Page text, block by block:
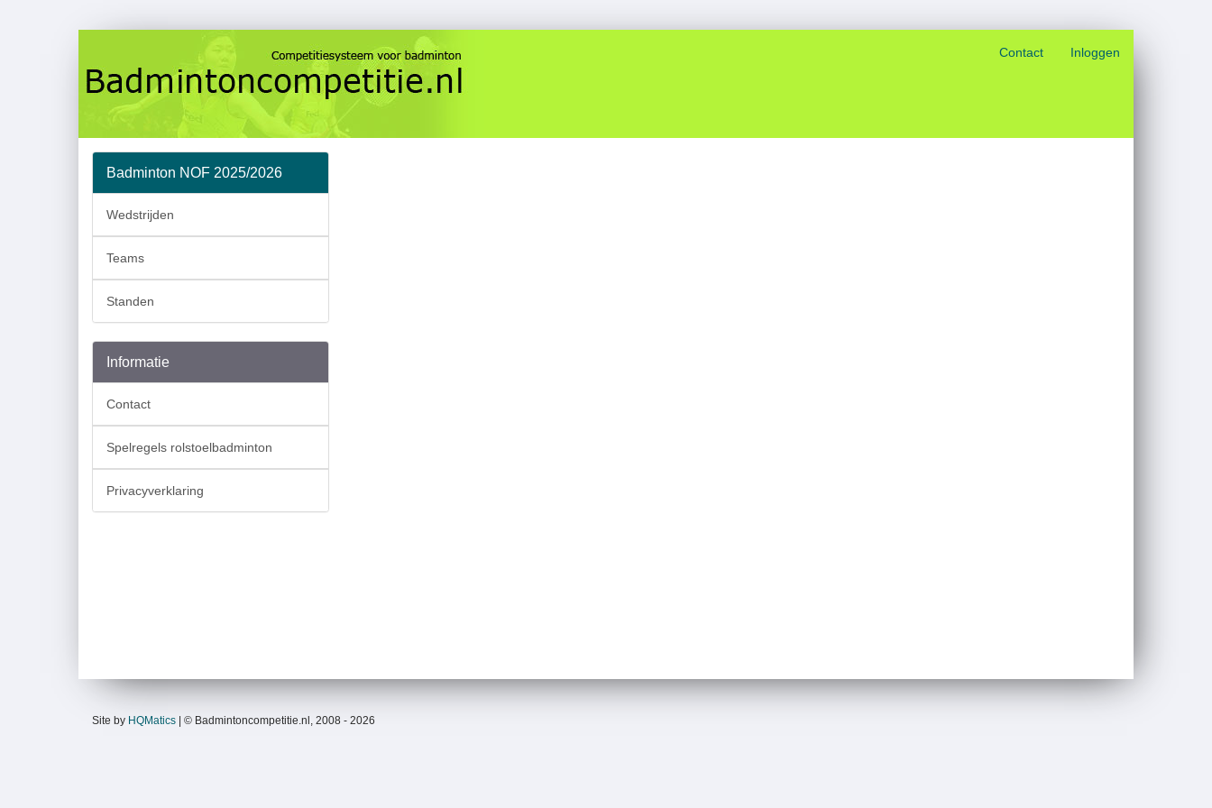
Contact Inloggen
Badminton NOF 2025/2026
Wedstrijden
Teams
Standen
Informatie
Contact
Spelregels rolstoelbadminton
Privacyverklaring
Site by HQMatics | © Badmintoncompetitie.nl, 2008 - 2026